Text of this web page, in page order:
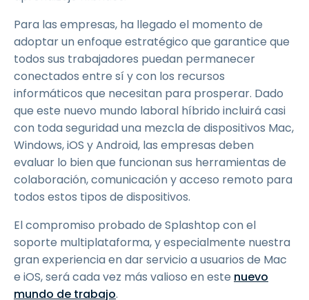
Para las empresas, ha llegado el momento de
adoptar un enfoque estratégico que garantice que
todos sus trabajadores puedan permanecer
conectados entre sí y con los recursos
informáticos que necesitan para prosperar. Dado
que este nuevo mundo laboral híbrido incluirá casi
con toda seguridad una mezcla de dispositivos Mac,
Windows, iOS y Android, las empresas deben
evaluar lo bien que funcionan sus herramientas de
colaboración, comunicación y acceso remoto para
todos estos tipos de dispositivos.
El compromiso probado de Splashtop con el
soporte multiplataforma, y especialmente nuestra
gran experiencia en dar servicio a usuarios de Mac
e iOS, será cada vez más valioso en este nuevo
mundo de trabajo.